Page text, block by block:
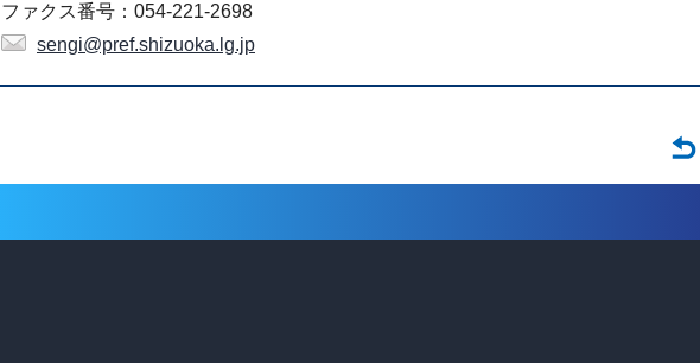
ファクス番号：054-221-2698
sengi@pref.shizuoka.lg.jp